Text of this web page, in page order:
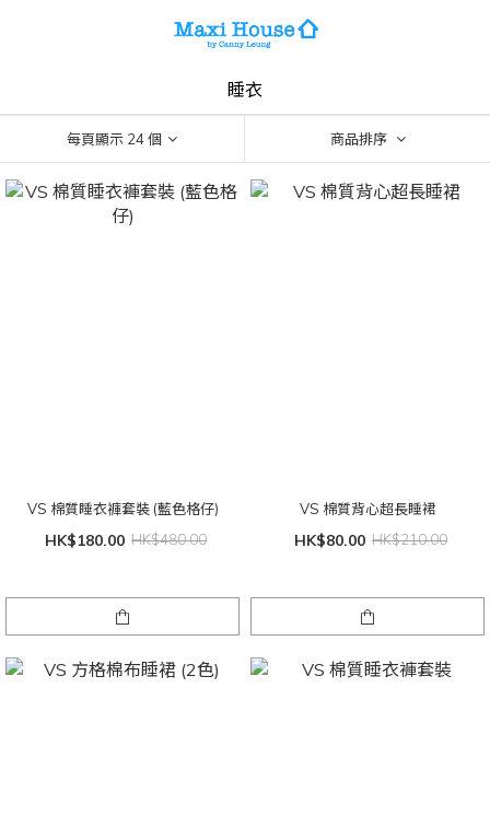
睡衣
每頁顯示 24 個 商品排序
VS 棉質睡衣褲套裝 (藍色格仔)
HK$180.00 HK$480.00
VS 棉質背心超長睡裙
HK$80.00 HK$210.00